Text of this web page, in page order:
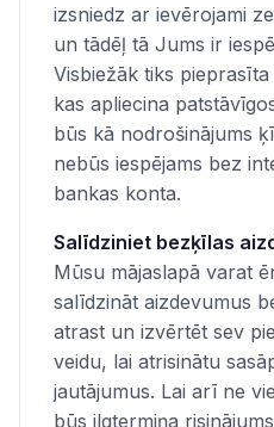
izsniedz ar ievērojami
un tādēļ tā Jums ir
Visbiežāk tiks
kas apliecina
būs kā nodrošinājums
nebūs iespējams bez
bankas konta.
Salīdziniet bezķīlas
Mūsu mājaslapā varat
salīdzināt aizdevumus
atrast un izvērtēt sev
veidu, lai atrisinātu
jautājumus. Lai arī ne
būs ilgtermiņa